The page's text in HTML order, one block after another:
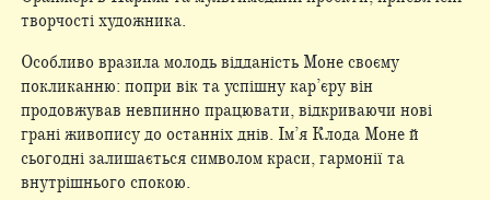
творчості художника.
Особливо вразила молодь відданість Моне своєму
покликанню: попри вік та успішну кар’єру він
продовжував невпинно працювати, відкриваючи нові
грані живопису до останніх днів. Ім’я Клода Моне й
сьогодні залишається символом краси, гармонії та
внутрішнього спокою.